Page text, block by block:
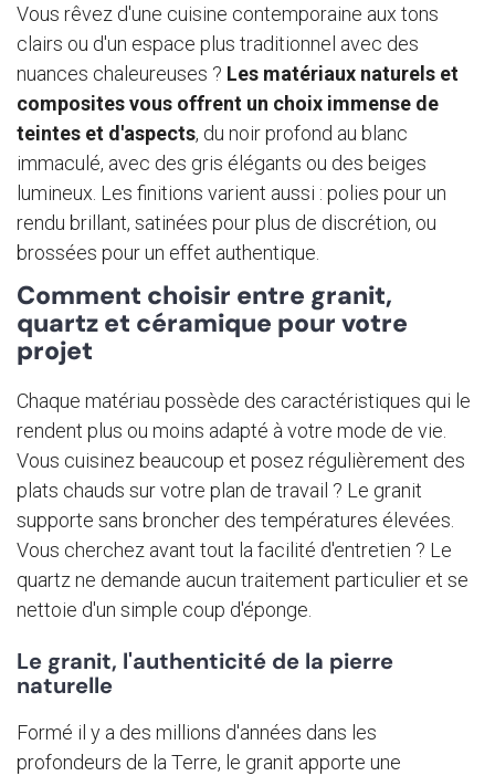
Vous rêvez d'une cuisine contemporaine aux tons
clairs ou d'un espace plus traditionnel avec des
nuances chaleureuses ? Les matériaux naturels et
composites vous offrent un choix immense de
teintes et d'aspects, du noir profond au blanc
immaculé, avec des gris élégants ou des beiges
lumineux. Les finitions varient aussi : polies pour un
rendu brillant, satinées pour plus de discrétion, ou
brossées pour un effet authentique.
Comment choisir entre granit,
quartz et céramique pour votre
projet
Chaque matériau possède des caractéristiques qui le
rendent plus ou moins adapté à votre mode de vie.
Vous cuisinez beaucoup et posez régulièrement des
plats chauds sur votre plan de travail ? Le granit
supporte sans broncher des températures élevées.
Vous cherchez avant tout la facilité d'entretien ? Le
quartz ne demande aucun traitement particulier et se
nettoie d'un simple coup d'éponge.
Le granit, l'authenticité de la pierre
naturelle
Formé il y a des millions d'années dans les
profondeurs de la Terre, le granit apporte une